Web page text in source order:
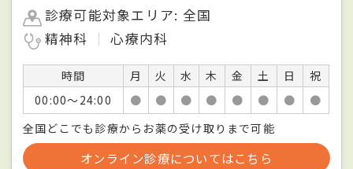
診療可能対象エリア: 全国
精神科
心療内科
時間 月 火 水 木 金 土 日
祝
00:00〜24:00
● ● ● ● ● ● ●
●
全国どこでも診療からお薬の受け取りまで可能
オンライン診療についてはこちら